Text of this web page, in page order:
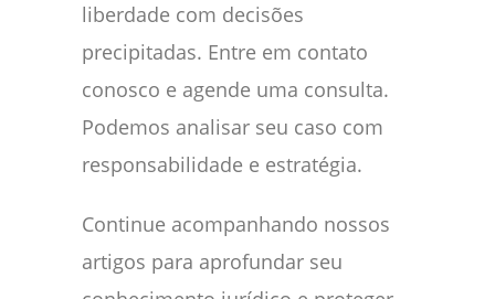
liberdade com decisões
precipitadas. Entre em contato
conosco e agende uma consulta.
Podemos analisar seu caso com
responsabilidade e estratégia.
Continue acompanhando nossos
artigos para aprofundar seu